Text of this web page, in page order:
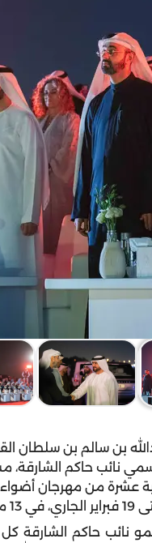
بن سالم بن سلطان
نائب حاكم الشارقة،
عشرة من مهرجان
نائب حاكم الشارقة